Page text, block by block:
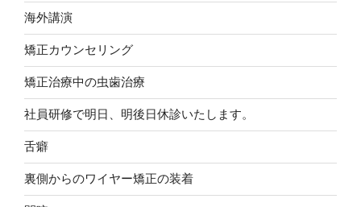
海外講演
矯正カウンセリング
矯正治療中の虫歯治療
社員研修で明日、明後日休診いたします。
舌癖
裏側からのワイヤー矯正の装着